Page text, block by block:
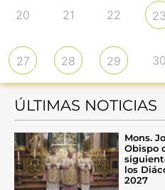
20 21 22 23
27 28 29 30
ÚLTIMAS NOTICIAS
Mons.
Obispo
los
2027